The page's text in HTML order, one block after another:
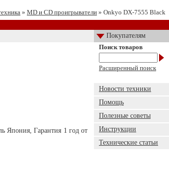
» MD и CD проигрыватели » Onkyo DX-7555 Black
Покупателям
Япония, Гарантия 1 год от
Поиск товаров
Расширенный поиск
Новости техники
Помощь
Полезные советы
Инструкции
Технические статьи